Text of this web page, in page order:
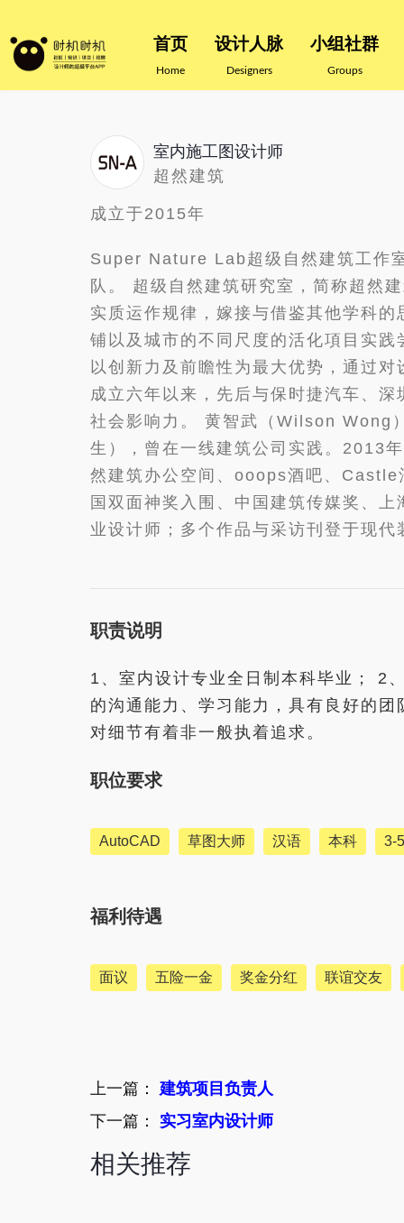
首页
Home
设计人脉
Designers
小组社群
Groups
室内施工图设计师
超然建筑
成立于2015年
Super Nature Lab超级自然建筑工作
队。 超级自然建筑研究室，简称超然
实质运作规律，嫁接与借鉴其他学科
铺以及城市的不同尺度的活化項目实
以创新力及前瞻性为最大优势，通过
成立六年以来，先后与保时捷汽车、
社会影响力。 黄智武（Wilson Wong
生），曾在一线建筑公司实践。2013
然建筑办公空间、ooops酒吧、
国双面神奖入围、中国建筑传媒奖、
业设计师；多个作品与采访刊登于现
职责说明
1、室内设计专业全日制本科毕业； 2
的沟通能力、学习能力，具有良好的
对细节有着非一般执着追求。
职位要求
AutoCAD 草图大师 汉语 本科 3-
福利待遇
面议 五险一金 奖金分红 联谊交友
上一篇： 建筑项目负责人
下一篇： 实习室内设计师
相关推荐